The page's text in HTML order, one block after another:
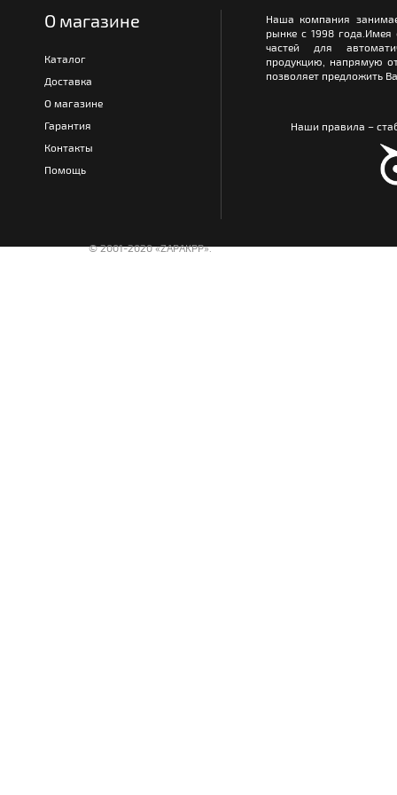
О магазине
Каталог
Доставка
О магазине
Гарантия
Контакты
Помощь
Наша компания
рынке с 1998
частей для
продукцию, напрямую
позволяет предложить
Наши правила –
© 2001-2020 «ZAPAKPP».